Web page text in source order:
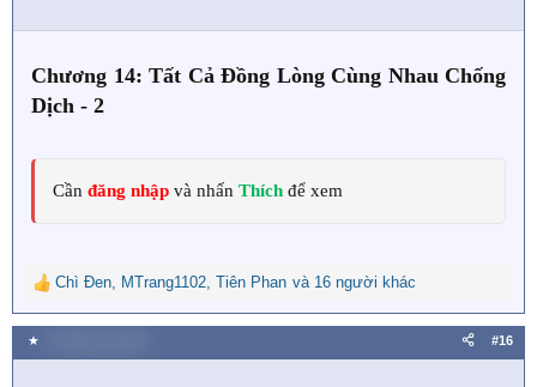
n
:Chương 14: Tất Cả Đồng Lòng Cùng Nhau Chống
Dịch - 2
Cần đăng nhập và nhấn Thích để xem
R
e
a
c
Chì Đen, MTrang1102, Tiên Phan và 16 người khác
★ #16